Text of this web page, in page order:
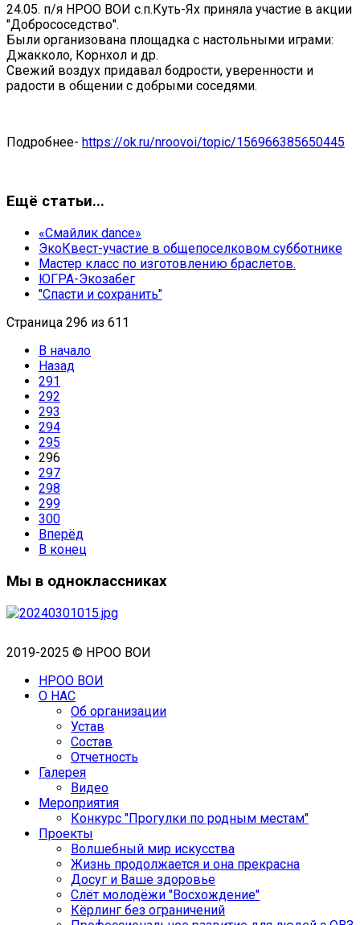
24.05. п/я НРОО ВОИ с.п.Куть-Ях приняла участие в акции
"Добрососедство".
Были организована площадка с настольными играми:
Джакколо, Корнхол и др.
Свежий воздух придавал бодрости, уверенности и
радости в общении с добрыми соседями.
Подробнее- https://ok.ru/nroovoi/topic/156966385650445
Ещё статьи...
«Смайлик dance»
ЭкоКвест-участие в общепоселковом субботнике
Мастер класс по изготовлению браслетов.
ЮГРА-Экозабег
"Спасти и сохранить"
Страница 296 из 611
В начало
Назад
291
292
293
294
295
296
297
298
299
300
Вперёд
В конец
Мы в одноклассниках
2019-2025 © НРОО ВОИ
НРОО ВОИ
О НАС
Об организации
Устав
Состав
Отчетность
Галерея
Видео
Мероприятия
Конкурс "Прогулки по родным местам"
Проекты
Волшебный мир искусства
Жизнь продолжается и она прекрасна
Досуг и Ваше здоровье
Cлёт молодёжи "Восхождение"
Кёрлинг без ограничений